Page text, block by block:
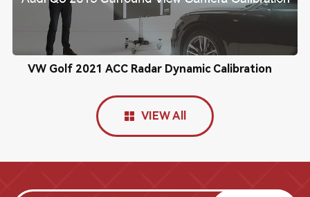
VW Golf 2021 ACC Radar Dynamic Calibration
VIEW All